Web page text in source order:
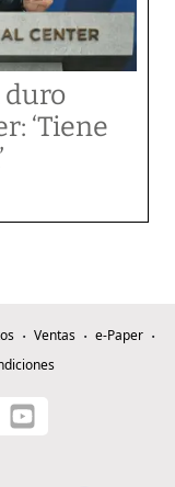
duro
‘Tiene
Ventas
e-Paper